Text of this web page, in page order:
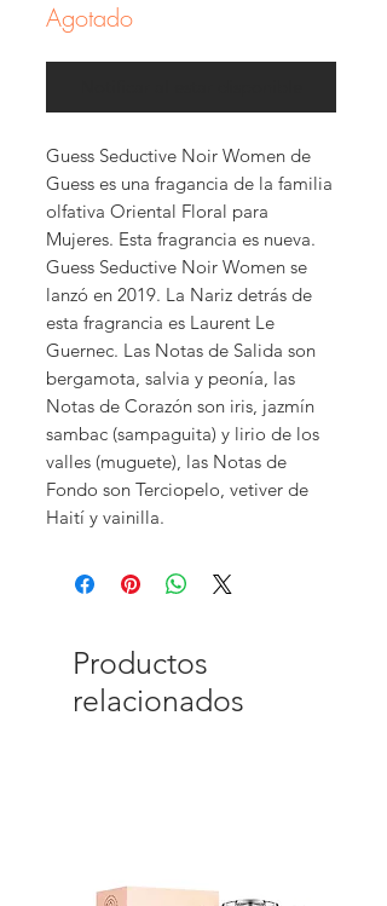
Agotado
Guess Seductive Noir Women de
Guess es una fragancia de la familia
olfativa Oriental Floral para
Mujeres. Esta fragrancia es nueva.
Guess Seductive Noir Women se
lanzó en 2019. La Nariz detrás de
esta fragrancia es Laurent Le
Guernec. Las Notas de Salida son
bergamota, salvia y peonía, las
Notas de Corazón son iris, jazmín
sambac (sampaguita) y lirio de los
valles (muguete), las Notas de
Fondo son Terciopelo, vetiver de
Haití y vainilla.
Productos
relacionados